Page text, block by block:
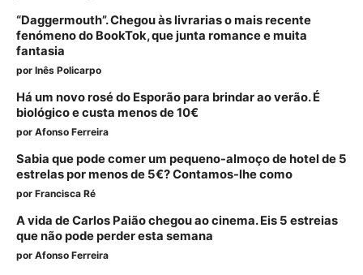
“Daggermouth”. Chegou às livrarias o mais recente
fenómeno do BookTok, que junta romance e muita
fantasia
por Inês Policarpo
Há um novo rosé do Esporão para brindar ao verão. É
biológico e custa menos de 10€
por Afonso Ferreira
Sabia que pode comer um pequeno-almoço de hotel de 5
estrelas por menos de 5€? Contamos-lhe como
por Francisca Ré
A vida de Carlos Paião chegou ao cinema. Eis 5 estreias
que não pode perder esta semana
por Afonso Ferreira